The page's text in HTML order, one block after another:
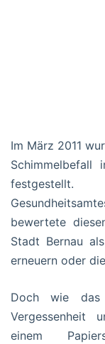
Im März 2011
Schimmelbefall
bewertete
Stadt Bernau
erneuern oder
Doch wie
Vergessenheit
einem